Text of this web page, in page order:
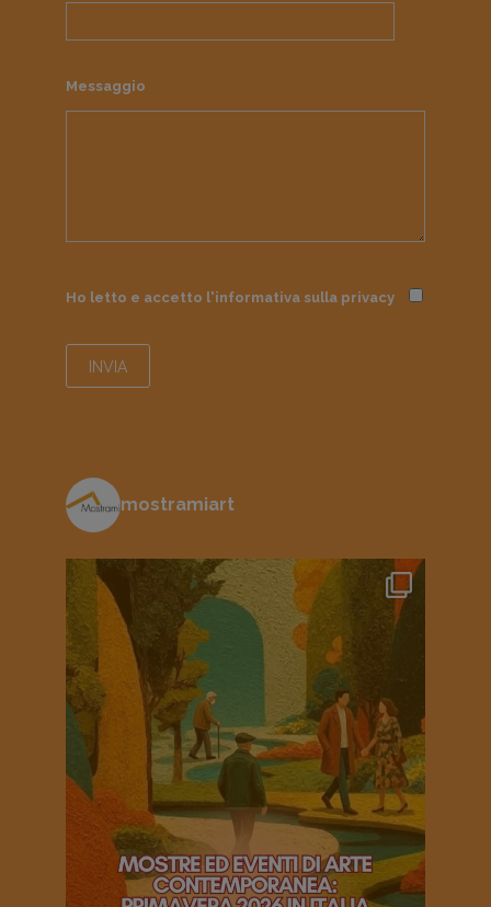
Messaggio
Ho letto e accetto l'informativa sulla privacy
mostramiart